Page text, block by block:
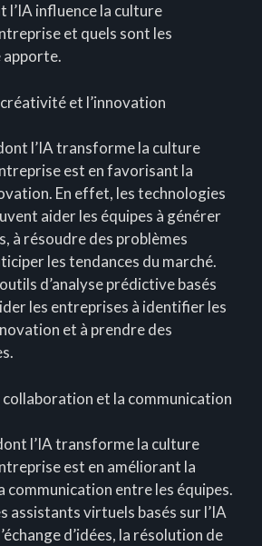
l’IA influence la culture
et quels sont les
apporte.
créativité et l’innovation
l’IA transforme la culture
est en favorisant la
En effet, les technologies
aider les équipes à générer
à résoudre des problèmes
les tendances du marché.
d’analyse prédictive basés
les entreprises à identifier les
et à prendre des
collaboration et la communication
l’IA transforme la culture
est en améliorant la
communication entre les équipes.
assistants virtuels basés sur l’IA
d’idées, la résolution de